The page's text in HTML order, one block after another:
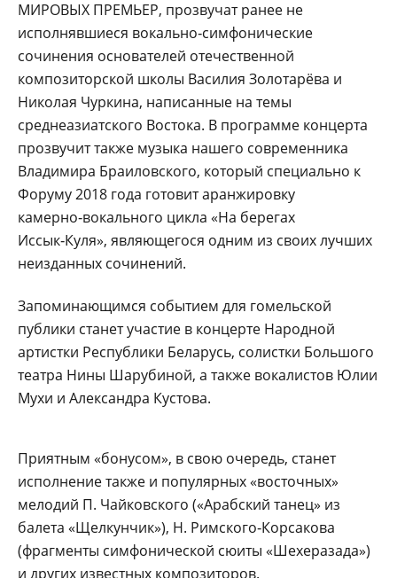
МИРОВЫХ ПРЕМЬЕР, прозвучат ранее не
исполнявшиеся вокально‑симфонические
сочинения основателей отечественной
композиторской школы Василия Золотарёва и
Николая Чуркина, написанные на темы
среднеазиатского Востока. В программе концерта
прозвучит также музыка нашего современника
Владимира Браиловского, который специально к
Форуму 2018 года готовит аранжировку
камерно‑вокального цикла «На берегах
Иссык‑Куля», являющегося одним из своих лучших
неизданных сочинений.
Запоминающимся событием для гомельской
публики станет участие в концерте Народной
артистки Республики Беларусь, солистки Большого
театра Нины Шарубиной, а также вокалистов Юлии
Мухи и Александра Кустова.
Приятным «бонусом», в свою очередь, станет
исполнение также и популярных «восточных»
мелодий П. Чайковского («Арабский танец» из
балета «Щелкунчик»), Н. Римского‑Корсакова
(фрагменты симфонической сюиты «Шехеразада»)
и других известных композиторов.